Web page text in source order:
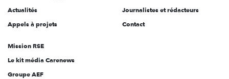
Actualités
Appels à projets
Journalistes et rédacteurs
Contact
Mission RSE
Le kit média Carenews
Groupe AEF